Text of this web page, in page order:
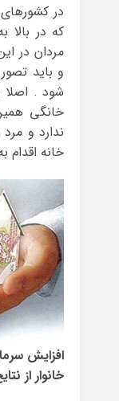
در
که در بالا
مردان در
و باید
شود .
خانگی
ندارد و
خانه اقدام
افزایش
خانوار از